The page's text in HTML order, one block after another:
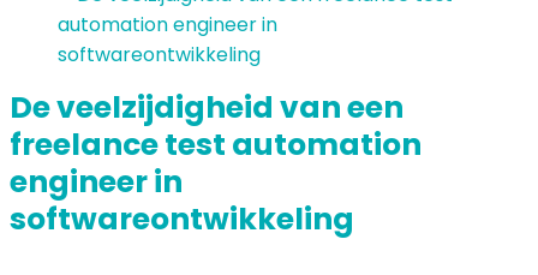
De veelzijdigheid van een
freelance test automation
engineer in
softwareontwikkeling